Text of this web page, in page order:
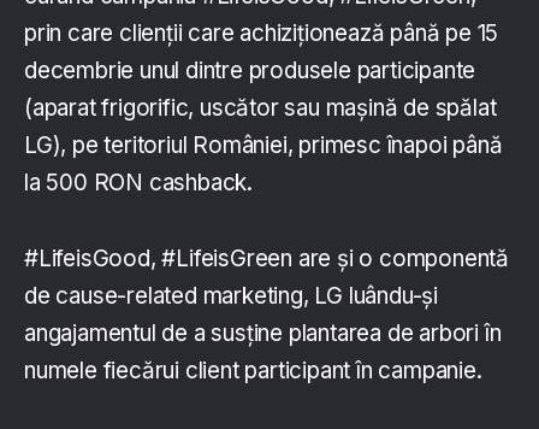
prin care clienții care achiziționează până pe 15
decembrie unul dintre produsele participante
(aparat frigorific, uscător sau mașină de spălat
LG), pe teritoriul României, primesc înapoi până
la 500 RON cashback.
#LifeisGood, #LifeisGreen are și o componentă
de cause-related marketing, LG luându-și
angajamentul de a susține plantarea de arbori în
numele fiecărui client participant în campanie.